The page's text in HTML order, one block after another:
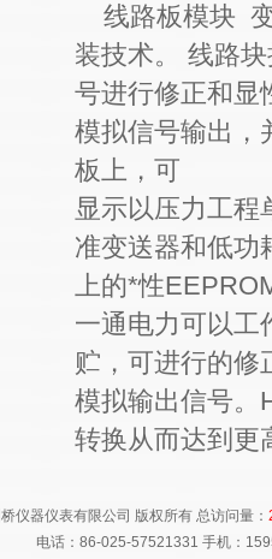
线路板模块 变
装技术。 线路
号进行修正和显
模拟信号输出，
板上，可
显示以压力工程
准变送器和低
上的*性
一通电力可以
贮，可进行的修
模拟输出信号。
转换从而达到更
仪器仪表有限公司 版权所有 总访问量：
电话：86-025-57521331 手机：